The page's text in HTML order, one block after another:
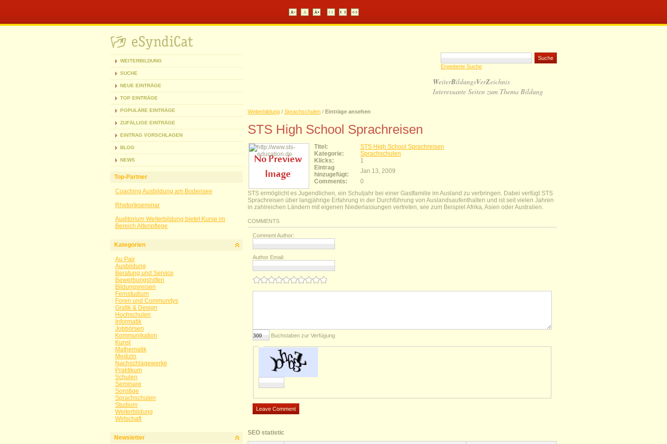
WEITERBILDUNG
SUCHE
NEUE EINTRÄGE
TOP EINTRÄGE
POPULÄRE EINTRÄGE
ZUFÄLLIGE EINTRÄGE
EINTRAG VORSCHLAGEN
BLOG
NEWS
Top-Partner
Coaching Ausbildung am Bodensee
Rhetorikseminar
Auditorium Weiterbildung bietet Kurse im
Bereich Altenpflege
Kategorien
Au Pair
Ausbildung
Beratung und Service
Bewerbungshilfen
Bildungsreisen
Fernstudium
Foren und Communitys
Grafik & Design
Hochschulen
Informatik
Jobbörsen
Kommunikation
Kunst
Mathematik
Medizin
Nachschlagewerke
Praktikum
Schulen
Seminare
Sonstige
Sprachschulen
Studium
Weiterbildung
Wirtschaft
Newsletter
Erweiterte Suche
WeiterBildungsVerZeichnis
Interessante Seiten zum Thema Bildung
Weiterbildung / Sprachschulen / Einträge ansehen
STS High School Sprachreisen
Titel:
STS High School Sprachreisen
Kategorie:
Sprachschulen
Klicks:
1
Eintrag
hinzugefügt:
Jan 13, 2009
Comments:
0
STS ermöglicht es Jugendlichen, ein Schuljahr bei einer Gastfamilie im Ausland zu verbringen. Dabei verfügt STS
Sprachreisen über langjährige Erfahrung in der Durchführung von Auslandsaufenthalten und ist seit vielen Jahren
in zahlreichen Ländern mit eigenen Niederlassungen vertreten, wie zum Beispiel Afrika, Asien oder Australien.
COMMENTS
Comment Author:
Author Email:
Buchstaben zur Verfügung
SEO statistic